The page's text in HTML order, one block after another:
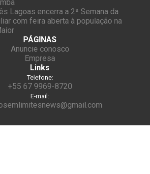
Lagoas encerra a 2ª Semana da
com feira aberta à população na
PÁGINAS
Anuncie conosco
Empresa
Links
Telefone:
+55 67 9969-8720
E-mail: